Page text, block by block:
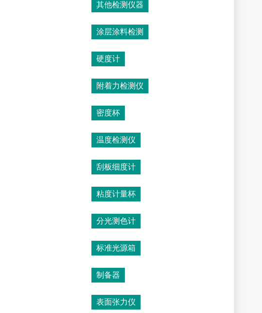
其他检测仪器
涂层涂料检测
硬度计
附着力检测仪
密度杯
温度检测仪
刮板细度计
粘度计量杯
分光测色计
标准光源箱
制备器
表面张力仪